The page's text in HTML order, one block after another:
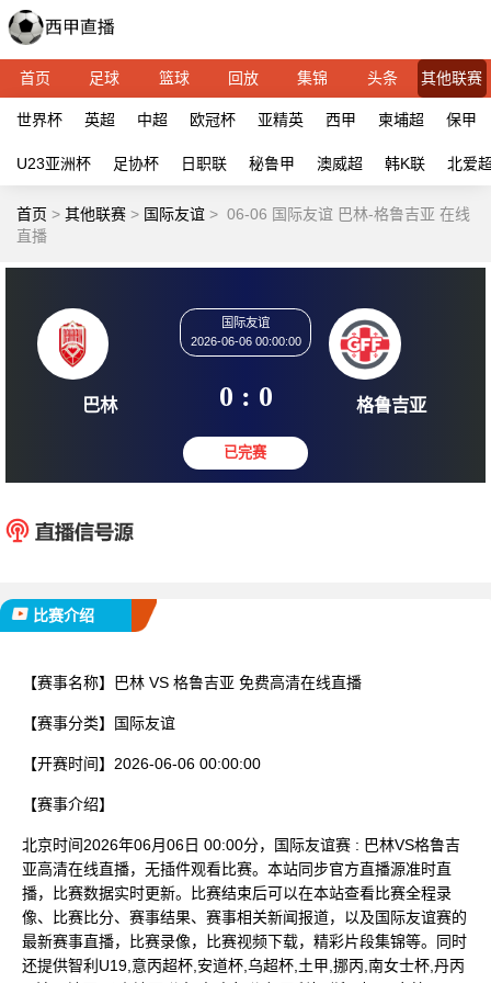
首页 足球 篮球 回放 集锦 头条 其他联赛
世界杯 英超 中超 欧冠杯 亚精英 西甲 柬埔超 保甲
U23亚洲杯 足协杯 日职联 秘鲁甲 澳威超 韩K联 北爱
首页 > 其他联赛 > 国际友谊 > 06-06 国际友谊 巴林-格鲁吉亚 在线
直播
国际友谊
2026-06-06 00:00:00
0 : 0
比赛介绍
【赛事名称】 巴林 VS 格鲁吉亚 免费高清在线直播
【赛事分类】 国际友谊
【开赛时间】 2026-06-06 00:00:00
【赛事介绍】
北京时间2026年06月06日 00:00分，国际友谊赛 : 巴林VS格鲁吉
亚高清在线直播，无插件观看比赛。本站同步官方直播源准时直
播，比赛数据实时更新。比赛结束后可以在本站查看比赛全程录
像、比赛比分、赛事结果、赛事相关新闻报道，以及国际友谊赛的
最新赛事直播，比赛录像，比赛视频下载，精彩片段集锦等。同时
还提供智利U19,意丙超杯,安道杯,乌超杯,土甲,挪丙,南女士杯,丹丙